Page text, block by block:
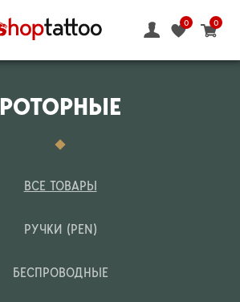
0
0
РОТОРНЫЕ
ВСЕ ТОВАРЫ
РУЧКИ (PEN)
БЕСПРОВОДНЫЕ